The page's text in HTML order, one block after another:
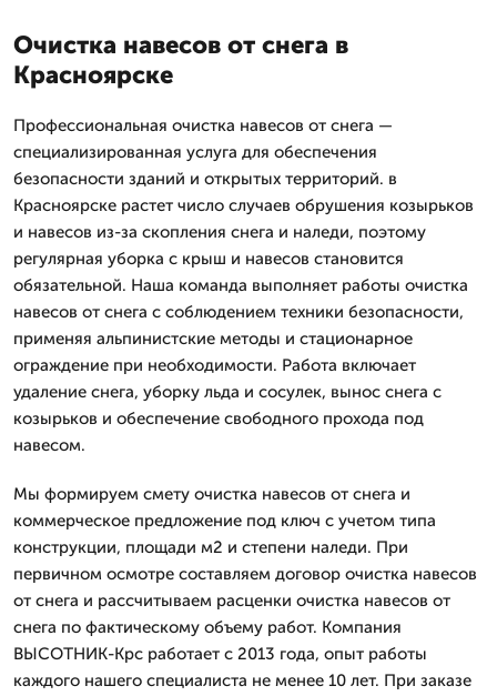
Очистка навесов от снега в
Красноярске
Профессиональная очистка навесов от снега —
специализированная услуга для обеспечения
безопасности зданий и открытых территорий. в
Красноярске растет число случаев обрушения козырьков
и навесов из-за скопления снега и наледи, поэтому
регулярная уборка с крыш и навесов становится
обязательной. Наша команда выполняет работы очистка
навесов от снега с соблюдением техники безопасности,
применяя альпинистские методы и стационарное
ограждение при необходимости. Работа включает
удаление снега, уборку льда и сосулек, вынос снега с
козырьков и обеспечение свободного прохода под
навесом.
Мы формируем смету очистка навесов от снега и
коммерческое предложение под ключ с учетом типа
конструкции, площади м2 и степени наледи. При
первичном осмотре составляем договор очистка навесов
от снега и рассчитываем расценки очистка навесов от
снега по фактическому объему работ. Компания
ВЫСОТНИК-Крс работает с 2013 года, опыт работы
каждого нашего специалиста не менее 10 лет. При заказе